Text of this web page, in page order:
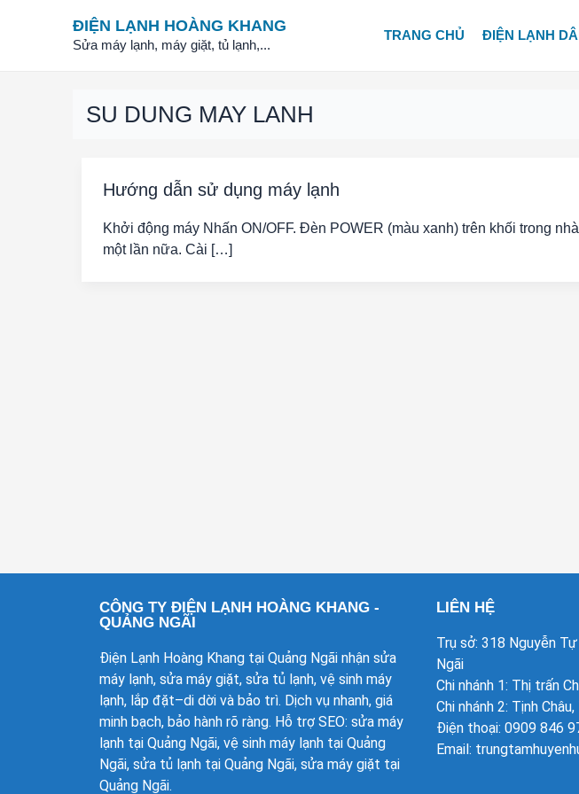
ĐIỆN LẠNH HOÀNG KHANG
Sửa máy lạnh, máy giặt, tủ lạnh,...
TRANG CHỦ ĐIỆN LẠNH
SU DUNG MAY LANH
Hướng dẫn sử dụng máy lạnh
Khởi động máy Nhấn ON/OFF. Đèn POWER (màu xanh) trên khối trong
một lần nữa. Cài […]
CÔNG TY ĐIỆN LẠNH HOÀNG KHANG -
QUẢNG NGÃI
Điện Lạnh Hoàng Khang tại Quảng Ngãi nhận sửa
máy lạnh, sửa máy giặt, sửa tủ lạnh, vệ sinh máy
lạnh, lắp đặt–di dời và bảo trì. Dịch vụ nhanh, giá
minh bạch, bảo hành rõ ràng. Hỗ trợ SEO: sửa máy
lạnh tại Quảng Ngãi, vệ sinh máy lạnh tại Quảng
Ngãi, sửa tủ lạnh tại Quảng Ngãi, sửa máy giặt tại
Quảng Ngãi.
LIÊN HỆ
Trụ sở: 318 Nguyễn Tự
Ngãi
Chi nhánh 1: Thị trấn
Chi nhánh 2: Tịnh
Điện thoại: 0909 846
Email: